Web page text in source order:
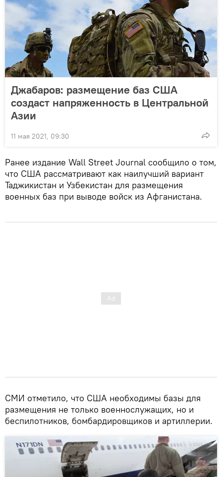
Джабаров: размещение баз США
создаст напряженность в Центральной
Азии
11 мая 2021, 09:30
Ранее издание Wall Street Journal сообщило о том,
что США рассматривают как наилучший вариант
Таджикистан и Узбекистан для размещения
военных баз при выводе войск из Афганистана.
СМИ отметило, что США необходимы базы для
размещения не только военнослужащих, но и
беспилотников, бомбардировщиков и артиллерии.